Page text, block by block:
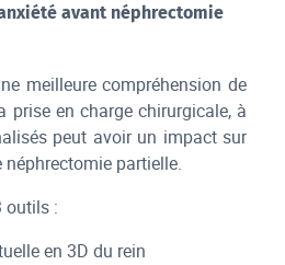
avant néphrectomie
meilleure compréhension de
prise en charge chirurgicale, à
peut avoir un impact sur
partielle.
outils :
en 3D du rein